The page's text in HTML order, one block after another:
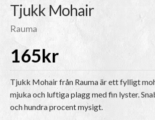
Tjukk Mohair
Rauma
165kr
Tjukk Mohair från Rauma är ett fylligt
mjuka och luftiga plagg med fin lyster.
och hundra procent mysigt.